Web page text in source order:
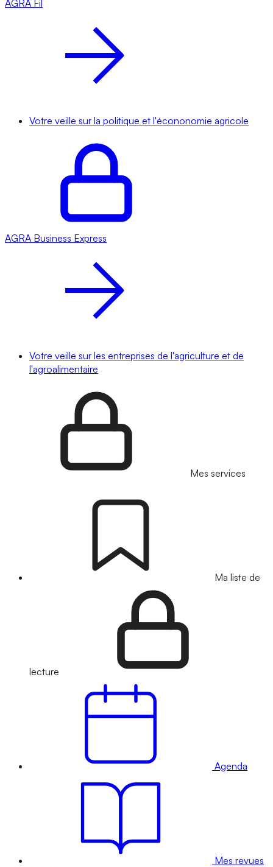
AGRA Fil
Votre veille sur la politique et l'écononomie agricole
AGRA Business Express
Votre veille sur les entreprises de l'agriculture et de
l'agroalimentaire
Mes services
Ma liste de
lecture
Agenda
Mes revues